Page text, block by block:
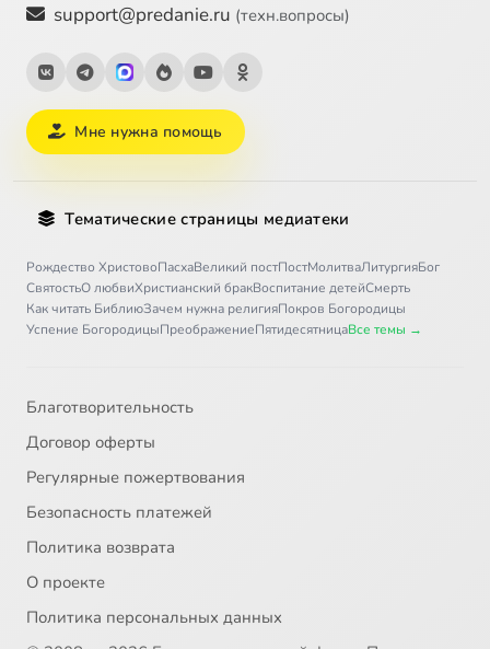
support@predanie.ru (техн.вопросы)
Мне нужна помощь
Тематические страницы медиатеки
Рождество ХристовоПасхаВеликий постПостМолитваЛитургияБог
СвятостьО любвиХристианский бракВоспитание детейСмерть
Как читать БиблиюЗачем нужна религияПокров Богородицы
Успение БогородицыПреображениеПятидесятницаВсе темы →
Благотворительность
Договор оферты
Регулярные пожертвования
Безопасность платежей
Политика возврата
О проекте
Политика персональных данных